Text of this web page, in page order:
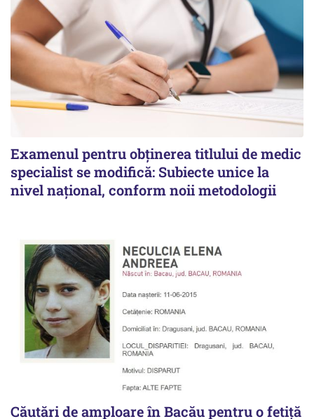
Examenul pentru obținerea titlului de medic
specialist se modifică: Subiecte unice la
nivel național, conform noii metodologii
Căutări de amploare în Bacău pentru o fetiță